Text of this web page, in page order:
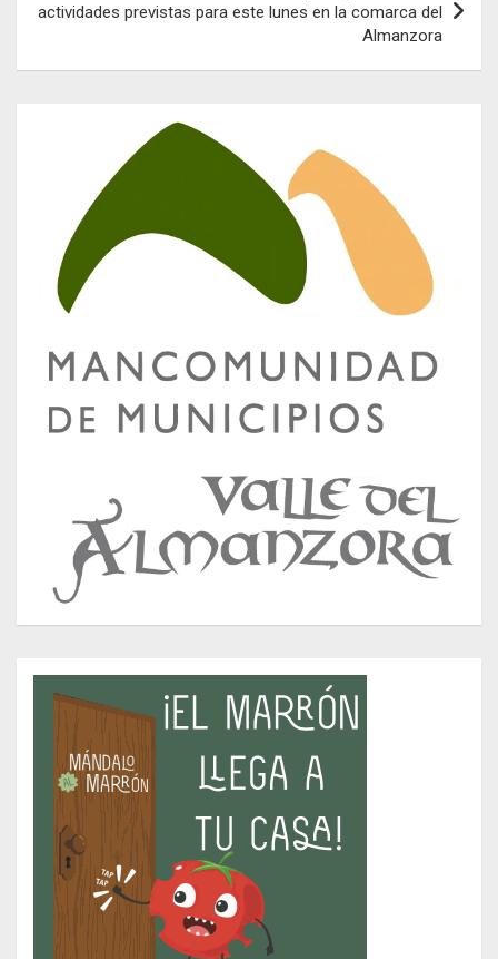
actividades previstas para este lunes en la comarca del
Almanzora